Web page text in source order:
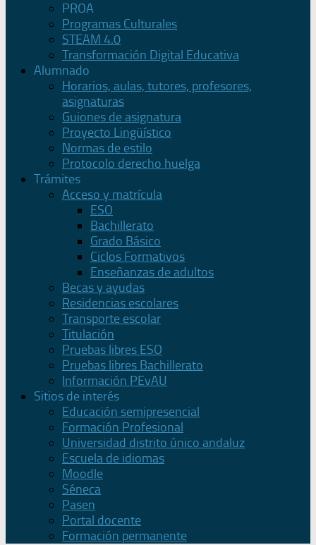
PROA
Programas Culturales
STEAM 4.0
Transformación Digital Educativa
Alumnado
Horarios, aulas, tutores, profesores,
asignaturas
Guiones de asignatura
Proyecto Lingüístico
Normas de estilo
Protocolo derecho huelga
Trámites
Acceso y matrícula
ESO
Bachillerato
Grado Básico
Ciclos Formativos
Enseñanzas de adultos
Becas y ayudas
Residencias escolares
Transporte escolar
Titulación
Pruebas libres ESO
Pruebas libres Bachillerato
Información PEvAU
Sitios de interés
Educación semipresencial
Formación Profesional
Universidad distrito único andaluz
Escuela de idiomas
Moodle
Séneca
Pasen
Portal docente
Formación permanente